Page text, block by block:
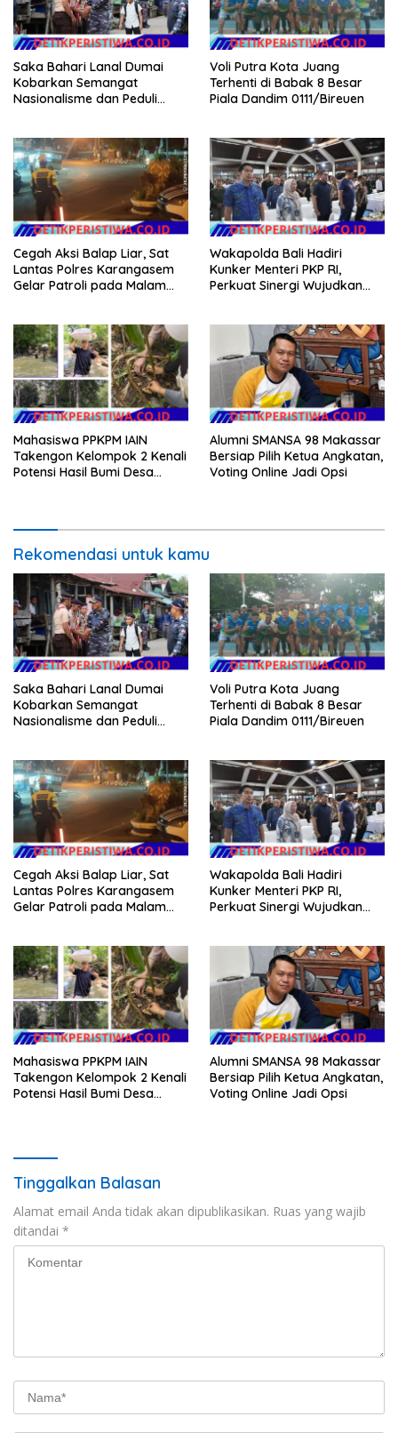
Saka Bahari Lanal Dumai
Kobarkan Semangat
Nasionalisme dan Peduli
Voli Putra Kota Juang
Terhenti di Babak 8 Besar
Piala Dandim 0111/Bireuen
Cegah Aksi Balap Liar, Sat
Lantas Polres Karangasem
Gelar Patroli pada Malam
Wakapolda Bali Hadiri
Kunker Menteri PKP RI,
Perkuat Sinergi Wujudkan
Mahasiswa PPKPM IAIN
Takengon Kelompok 2 Kenali
Potensi Hasil Bumi Desa
Alumni SMANSA 98 Makassar
Bersiap Pilih Ketua Angkatan,
Voting Online Jadi Opsi
Rekomendasi untuk kamu
Saka Bahari Lanal Dumai
Kobarkan Semangat
Nasionalisme dan Peduli
Voli Putra Kota Juang
Terhenti di Babak 8 Besar
Piala Dandim 0111/Bireuen
Cegah Aksi Balap Liar, Sat
Lantas Polres Karangasem
Gelar Patroli pada Malam
Wakapolda Bali Hadiri
Kunker Menteri PKP RI,
Perkuat Sinergi Wujudkan
Mahasiswa PPKPM IAIN
Takengon Kelompok 2 Kenali
Potensi Hasil Bumi Desa
Alumni SMANSA 98 Makassar
Bersiap Pilih Ketua Angkatan,
Voting Online Jadi Opsi
Tinggalkan Balasan
Alamat email Anda tidak akan dipublikasikan. Ruas yang wajib
ditandai *